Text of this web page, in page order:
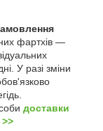
фартхів —
У разі зміни
доставки